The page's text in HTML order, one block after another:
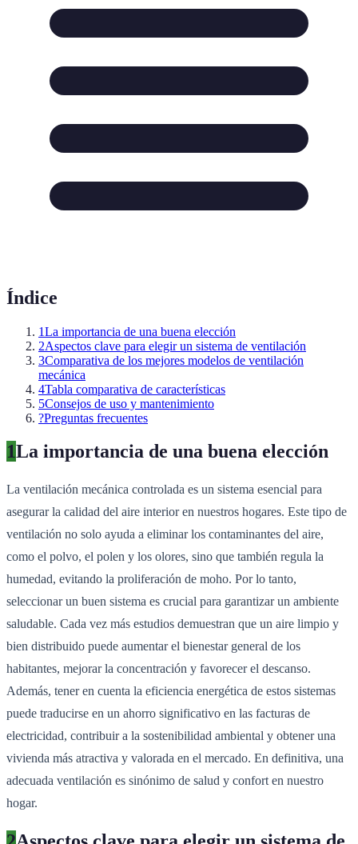
Índice
1La importancia de una buena elección
2Aspectos clave para elegir un sistema de ventilación
3Comparativa de los mejores modelos de ventilación
mecánica
4Tabla comparativa de características
5Consejos de uso y mantenimiento
?Preguntas frecuentes
1La importancia de una buena elección
La ventilación mecánica controlada es un sistema esencial para
asegurar la calidad del aire interior en nuestros hogares. Este tipo de
ventilación no solo ayuda a eliminar los contaminantes del aire,
como el polvo, el polen y los olores, sino que también regula la
humedad, evitando la proliferación de moho. Por lo tanto,
seleccionar un buen sistema es crucial para garantizar un ambiente
saludable. Cada vez más estudios demuestran que un aire limpio y
bien distribuido puede aumentar el bienestar general de los
habitantes, mejorar la concentración y favorecer el descanso.
Además, tener en cuenta la eficiencia energética de estos sistemas
puede traducirse en un ahorro significativo en las facturas de
electricidad, contribuir a la sostenibilidad ambiental y obtener una
vivienda más atractiva y valorada en el mercado. En definitiva, una
adecuada ventilación es sinónimo de salud y confort en nuestro
hogar.